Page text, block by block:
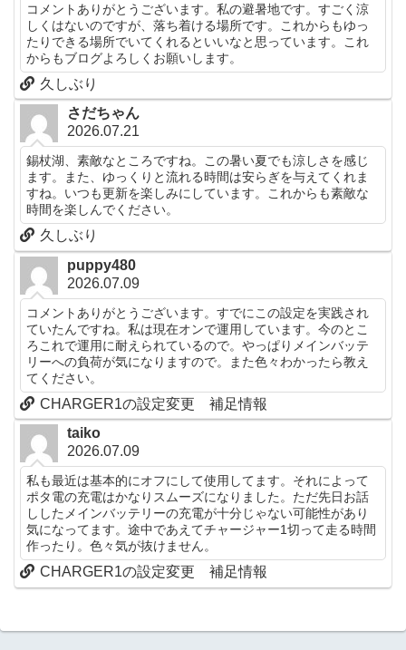
コメントありがとうございます。私の避暑地です。すごく涼
しくはないのですが、落ち着ける場所です。これからもゆっ
たりできる場所でいてくれるといいなと思っています。これ
からもブログよろしくお願いします。
久しぶり
さだちゃん
2026.07.21
錫杖湖、素敵なところですね。この暑い夏でも涼しさを感じ
ます。また、ゆっくりと流れる時間は安らぎを与えてくれま
すね。いつも更新を楽しみにしています。これからも素敵な
時間を楽しんでください。
久しぶり
puppy480
2026.07.09
コメントありがとうございます。すでにこの設定を実践され
ていたんですね。私は現在オンで運用しています。今のとこ
ろこれで運用に耐えられているので。やっぱりメインバッテ
リーへの負荷が気になりますので。また色々わかったら教え
てください。
CHARGER1の設定変更 補足情報
taiko
2026.07.09
私も最近は基本的にオフにして使用してます。それによって
ポタ電の充電はかなりスムーズになりました。ただ先日お話
ししたメインバッテリーの充電が十分じゃない可能性があり
気になってます。途中であえてチャージャー1切って走る時間
作ったり。色々気が抜けません。
CHARGER1の設定変更 補足情報